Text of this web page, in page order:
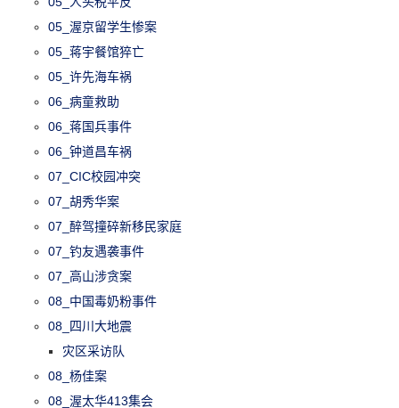
05_渥京留学生惨案
05_蒋宇餐馆猝亡
05_许先海车祸
06_病童救助
06_蒋国兵事件
06_钟道昌车祸
07_CIC校园冲突
07_胡秀华案
07_醉驾撞碎新移民家庭
07_钓友遇袭事件
07_高山涉贪案
08_中国毒奶粉事件
08_四川大地震
灾区采访队
08_杨佳案
08_渥太华413集会